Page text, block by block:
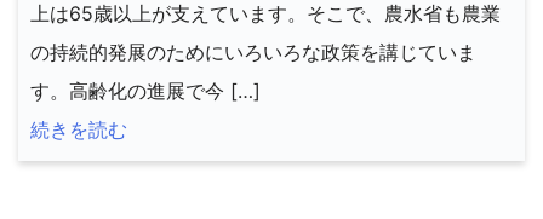
上は65歳以上が支えています。そこで、農水省も農業
の持続的発展のためにいろいろな政策を講じていま
す。高齢化の進展で今 […]
続きを読む